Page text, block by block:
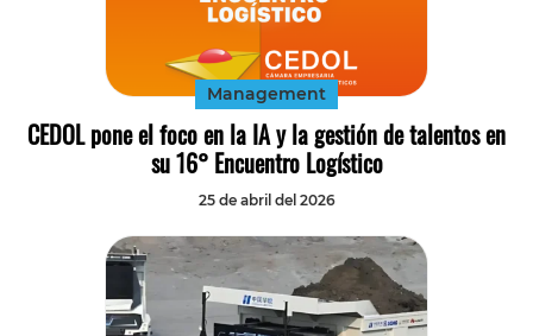
Management
CEDOL pone el foco en la IA y la gestión de talentos en
su 16° Encuentro Logístico
25 de abril del 2026